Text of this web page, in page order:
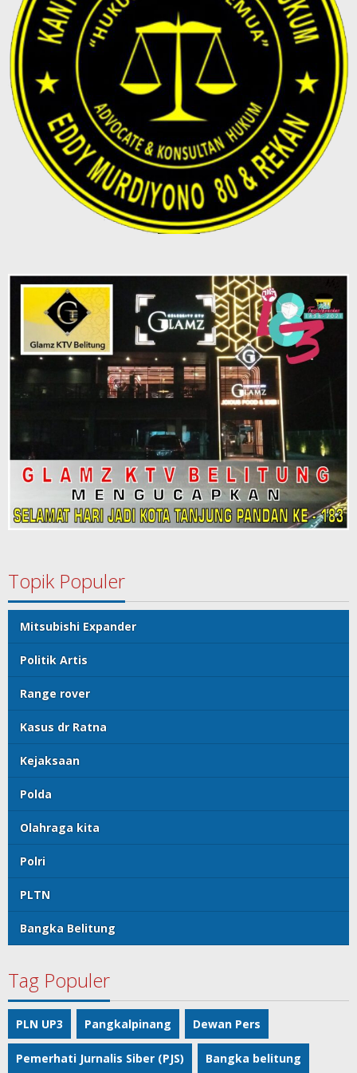
Topik Populer
Mitsubishi Expander
Politik Artis
Range rover
Kasus dr Ratna
Kejaksaan
Polda
Olahraga kita
Polri
PLTN
Bangka Belitung
Tag Populer
PLN UP3 Pangkalpinang Dewan Pers
Pemerhati Jurnalis Siber (PJS) Bangka belitung